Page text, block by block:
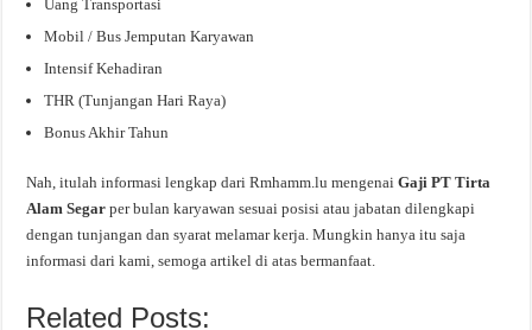
Uang Transportasi
Mobil / Bus Jemputan Karyawan
Intensif Kehadiran
THR (Tunjangan Hari Raya)
Bonus Akhir Tahun
Nah, itulah informasi lengkap dari Rmhamm.lu mengenaiGaji PT Tirta
Alam Segarper bulan karyawan sesuai posisi atau jabatan dilengkapi
dengan tunjangan dan syarat melamar kerja. Mungkin hanya itu saja
informasi dari kami, semoga artikel di atas bermanfaat.
Related Posts: